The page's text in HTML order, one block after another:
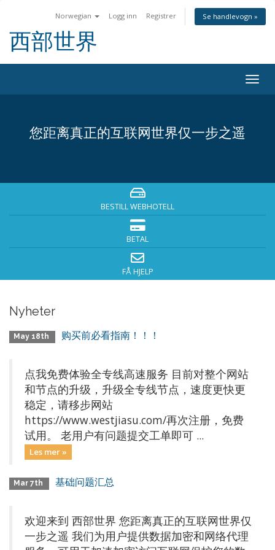
Norwegian Logg inn Registrer Se handlevogn »
西部世界
您距离真正的互联网世界仅一步之遥
BESTILL WEBHOTELL
BETAL
FÅ HJELP
Nyheter
May 18th 购买前必看指南！！！
点我免费体验全专线高速服务 目前对整个网站
和节点的升级，升级全专线节点，速度更快更
稳定，请移步网站
https://www.westjiasu.com/再次注册，免费
试用。 老用户有问题提交工单即可 ...
Les mer »
Mar 7th 基础问题汇总
欢迎来到 西部世界 您距离真正的互联网世界仅
一步之遥 我们为用户提供数据加密和网络代理